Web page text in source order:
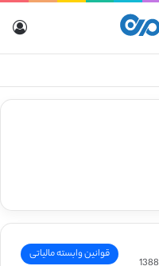
قوانین وابسته مالیاتی